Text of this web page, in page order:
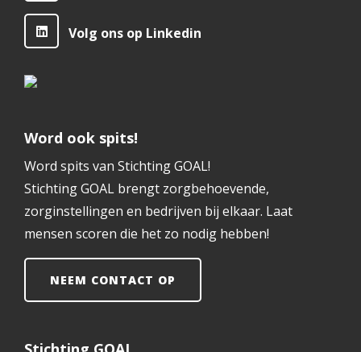
Volg ons op Linkedin
Word ook spits!
Word spits van Stichting GOAL!
Stichting GOAL brengt zorgbehoevende,
zorginstellingen en bedrijven bij elkaar. Laat
mensen scoren die het zo nodig hebben!
NEEM CONTACT OP